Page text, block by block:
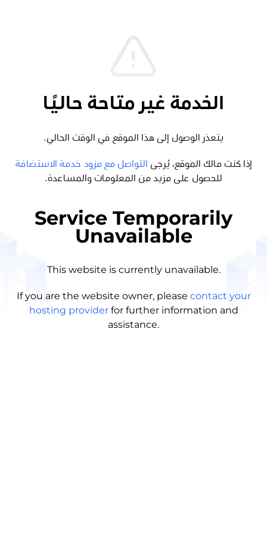
الخدمة غير متاحة حاليًا
يتعذر الوصول إلى هذا الموقع في الوقت الحالي.
إذا كنت مالك الموقع، يُرجى
التواصل مع مزود خدمة الاستضافة
للحصول على مزيد من المعلومات والمساعدة.
Service Temporarily
Unavailable
This website is currently unavailable.
If you are the website owner, please contact your
hosting provider for further information and
assistance.